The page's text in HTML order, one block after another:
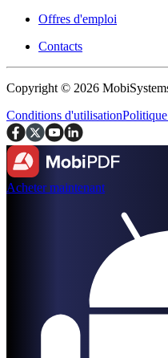
Offres d'emploi
Contacts
Copyright © 2026
Conditions d'utilisation
Acheter maintenant